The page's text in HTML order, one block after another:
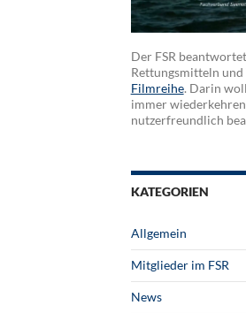
Der FSR
Rettungsmitteln
Filmreihe. Darin
immer
nutzerfreundlich
KATEGORIEN
Allgemein
Mitglieder im FSR
News